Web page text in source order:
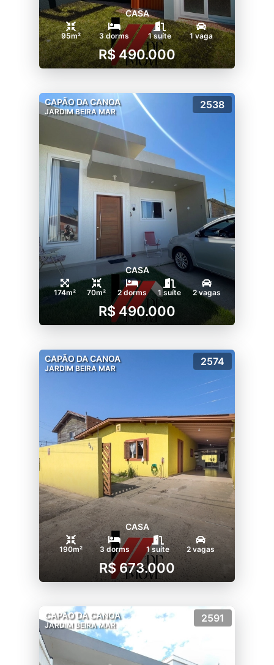
CASA
95m² 3 dorms 1 suíte 1 vaga
R$ 490.000
CAPÃO DA CANOA
JARDIM BEIRA MAR
2538
CASA
174m² 70m² 2 dorms 1 suíte 2 vagas
R$ 490.000
CAPÃO DA CANOA
JARDIM BEIRA MAR
2574
CASA
190m² 3 dorms 1 suíte 2 vagas
R$ 673.000
CAPÃO DA CANOA
JARDIM BEIRA MAR
2591